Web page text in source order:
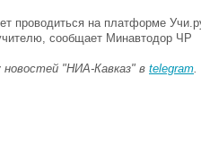
проводиться на платформе
сообщает Минавтодор ЧР
"НИА-Кавказ" в telegram